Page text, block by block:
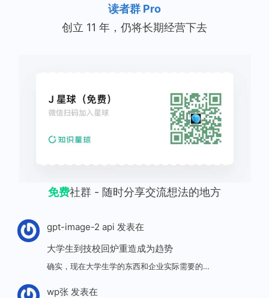
读者群 Pro
创立 11 年，仍将长期经营下去
免费社群 - 随时分享交流想法的地方
gpt-image-2 api 发表在
大学生到技校回炉重造成为趋势
确实，现在大学生学的东西和企业实际需要的…
wp张发表在